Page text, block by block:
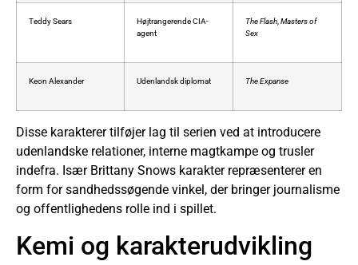
Teddy Sears
Højtrangerende CIA-
agent
The Flash Masters of
Sex
Keon Alexander Udenlandsk diplomat The Expanse
Disse karakterer tilføjer lag til serien ved at introducere
udenlandske relationer, interne magtkampe og trusler
indefra. Især Brittany Snows karakter repræsenterer en
form for sandhedssøgende vinkel, der bringer journalisme
og offentlighedens rolle ind i spillet.
Kemi og karakterudvikling